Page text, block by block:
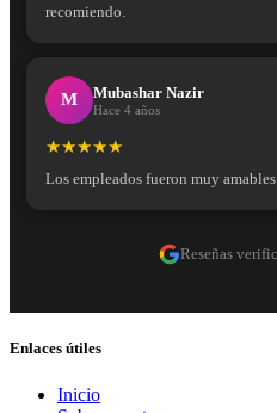
recomiendo.
M Mubashar Nazir
Hace 4 años
★★★★★
Los empleados fueron muy
Reseñas
Enlaces útiles
Inicio